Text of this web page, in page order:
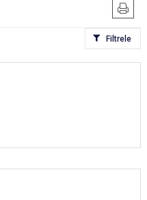
Filtrele